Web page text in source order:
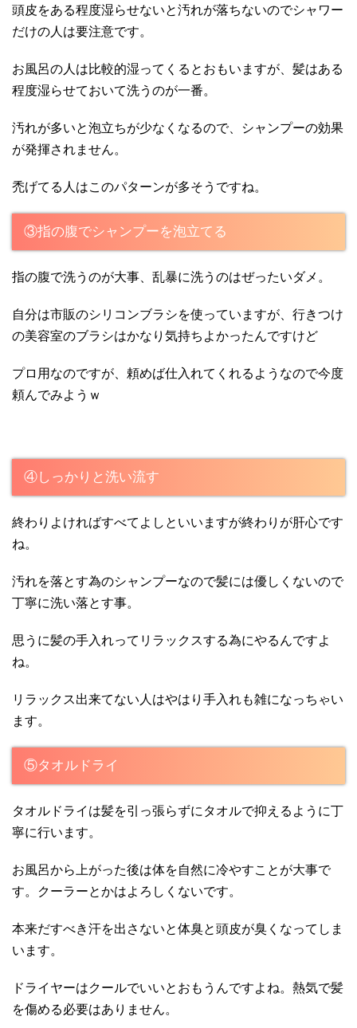
頭皮をある程度湿らせないと汚れが落ちないのでシャワー
だけの人は要注意です。
お風呂の人は比較的湿ってくるとおもいますが、髪はある
程度湿らせておいて洗うのが一番。
汚れが多いと泡立ちが少なくなるので、シャンプーの効果
が発揮されません。
禿げてる人はこのパターンが多そうですね。
③指の腹でシャンプーを泡立てる
指の腹で洗うのが大事、乱暴に洗うのはぜったいダメ。
自分は市販のシリコンブラシを使っていますが、行きつけ
の美容室のブラシはかなり気持ちよかったんですけど
プロ用なのですが、頼めば仕入れてくれるようなので今度
頼んでみようｗ
④しっかりと洗い流す
終わりよければすべてよしといいますが終わりが肝心です
ね。
汚れを落とす為のシャンプーなので髪には優しくないので
丁寧に洗い落とす事。
思うに髪の手入れってリラックスする為にやるんですよ
ね。
リラックス出来てない人はやはり手入れも雑になっちゃい
ます。
⑤タオルドライ
タオルドライは髪を引っ張らずにタオルで抑えるように丁
寧に行います。
お風呂から上がった後は体を自然に冷やすことが大事で
す。クーラーとかはよろしくないです。
本来だすべき汗を出さないと体臭と頭皮が臭くなってしま
います。
ドライヤーはクールでいいとおもうんですよね。熱気で髪
を傷める必要はありません。